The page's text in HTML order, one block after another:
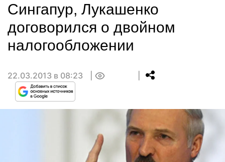
Сингапур, Лукашенко
договорился о двойном
налогообложении
22.03.2013 в 08:23